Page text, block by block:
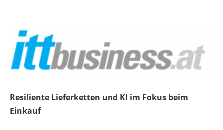
Resiliente Lieferketten und KI im Fokus beim
Einkauf